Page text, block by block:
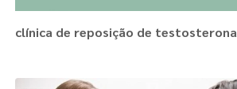
clínica de reposição de testosterona